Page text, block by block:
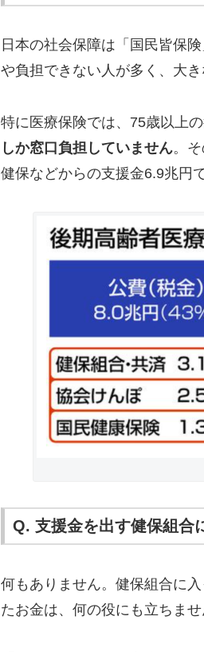
日本の社会保障は「国民皆保
や負担できない人が多く、大き
特に医療保険では、75歳以上
しか窓口負担していません。
健保などからの支援金6.9兆円
Q. 支援金を出す健保組合
何もありません。健保組合に
たお金は、何の役にも立ちま